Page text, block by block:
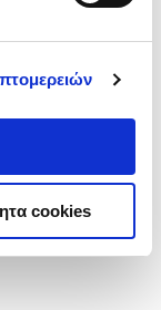
cookies